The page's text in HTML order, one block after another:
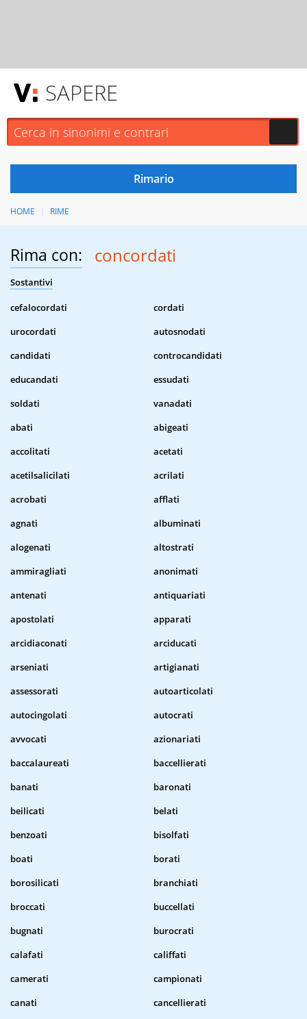
SAPERE
HOME RIME
Rima con: concordati
Sostantivi
cefalocordati
cordati
urocordati
autosnodati
candidati
controcandidati
educandati
essudati
soldati
vanadati
abati
abigeati
accolitati
acetati
acetilsalicilati
acrilati
acrobati
afflati
agnati
albuminati
alogenati
altostrati
ammiragliati
anonimati
antenati
antiquariati
apostolati
apparati
arcidiaconati
arciducati
arseniati
artigianati
assessorati
autoarticolati
autocingolati
autocrati
avvocati
azionariati
baccalaureati
baccellierati
banati
baronati
beilicati
belati
benzoati
bisolfati
boati
borati
borosilicati
branchiati
broccati
buccellati
bugnati
burocrati
calafati
califfati
camerati
campionati
canati
cancellierati